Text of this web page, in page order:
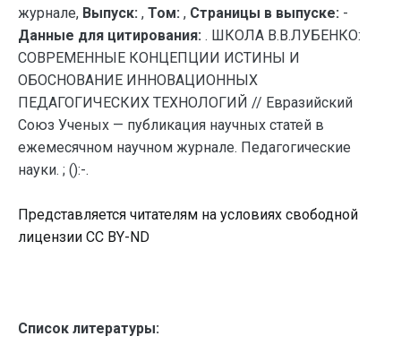
журнале, Выпуск: , Том: , Страницы в выпуске: -
Данные для цитирования: . ШКОЛА В.В.ЛУБЕНКО:
СОВРЕМЕННЫЕ КОНЦЕПЦИИ ИСТИНЫ И
ОБОСНОВАНИЕ ИННОВАЦИОННЫХ
ПЕДАГОГИЧЕСКИХ ТЕХНОЛОГИЙ // Евразийский
Союз Ученых — публикация научных статей в
ежемесячном научном журнале. Педагогические
науки. ; ():-.
Представляется читателям на условиях свободной
лицензии CC BY-ND
Список литературы: